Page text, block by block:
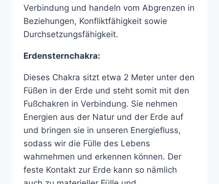
Verbindung und handeln vom Abgrenzen in
Beziehungen, Konfliktfähigkeit sowie
Durchsetzungsfähigkeit.
Erdensternchakra:
Dieses Chakra sitzt etwa 2 Meter unter den
Füßen in der Erde und steht somit mit den
Fußchakren in Verbindung. Sie nehmen
Energien aus der Natur und der Erde auf
und bringen sie in unseren Energiefluss,
sodass wir die Fülle des Lebens
wahrnehmen und erkennen können. Der
feste Kontakt zur Erde kann so nämlich